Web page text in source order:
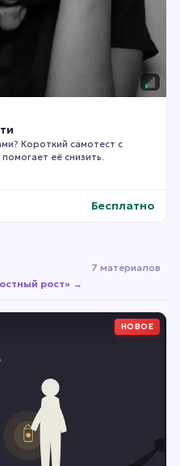
Короткий самотест с
её снизить.
Бесплатно
7 материалов
рост» →
НОВОЕ